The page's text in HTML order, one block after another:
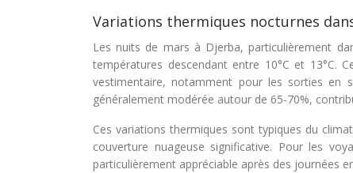
Variations thermiques nocturnes
Les nuits de mars à Djerba, particulièrement
températures descendant entre 10°C et 13°C.
vestimentaire, notamment pour les sorties en
généralement modérée autour de 65-70%,
Ces variations thermiques sont typiques du
couverture nuageuse significative. Pour les
particulièrement appréciable après des journées